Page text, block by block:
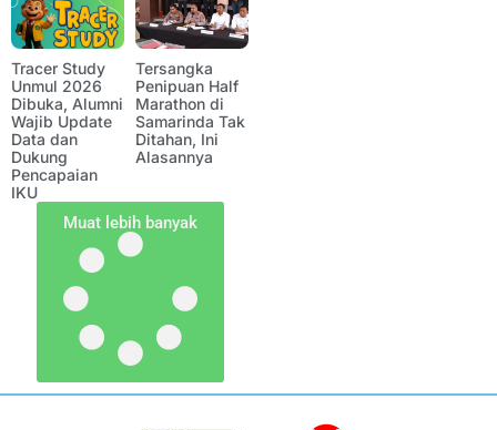
Tracer Study
Unmul 2026
Dibuka, Alumni
Wajib Update
Data dan
Dukung
Pencapaian
IKU
Tersangka
Penipuan Half
Marathon di
Samarinda Tak
Ditahan, Ini
Alasannya
Muat lebih banyak